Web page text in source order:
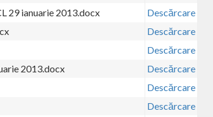
29 ianuarie 2013.docx
Descărcare
Descărcare
Descărcare
2013.docx
Descărcare
Descărcare
Descărcare